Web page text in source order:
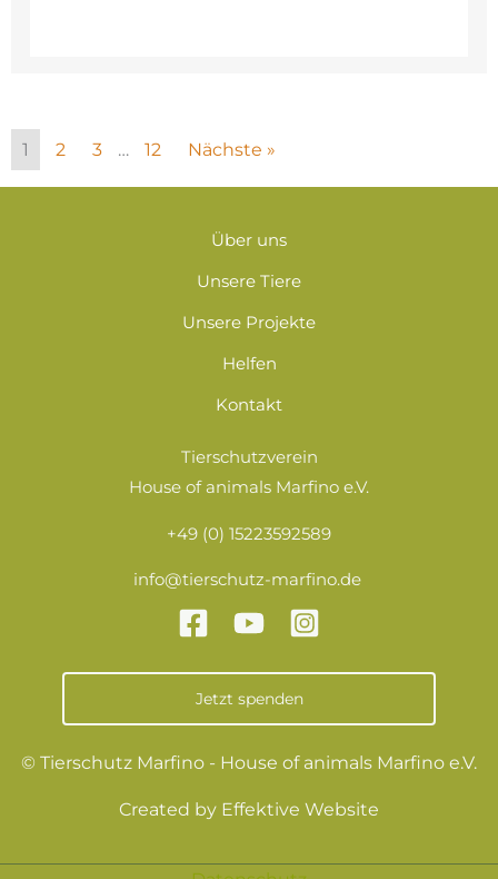
1 2 3 … 12 Nächste »
Über uns
Unsere Tiere
Unsere Projekte
Helfen
Kontakt
Tierschutzverein
House of animals Marfino e.V.
+49 (0) 15223592589
info@tierschutz-marfino.de
Jetzt spenden
© Tierschutz Marfino - House of animals Marfino e.V.
Created by Effektive Website